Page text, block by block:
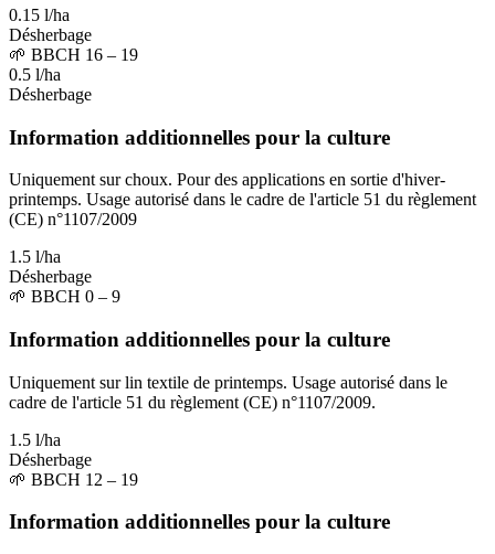
0.15 l/ha
Désherbage
🌱 BBCH 16 – 19
0.5 l/ha
Désherbage
Information additionnelles pour la culture
Uniquement sur choux. Pour des applications en sortie d'hiver-
printemps. Usage autorisé dans le cadre de l'article 51 du règlement
(CE) n°1107/2009
1.5 l/ha
Désherbage
🌱 BBCH 0 – 9
Information additionnelles pour la culture
Uniquement sur lin textile de printemps. Usage autorisé dans le
cadre de l'article 51 du règlement (CE) n°1107/2009.
1.5 l/ha
Désherbage
🌱 BBCH 12 – 19
Information additionnelles pour la culture